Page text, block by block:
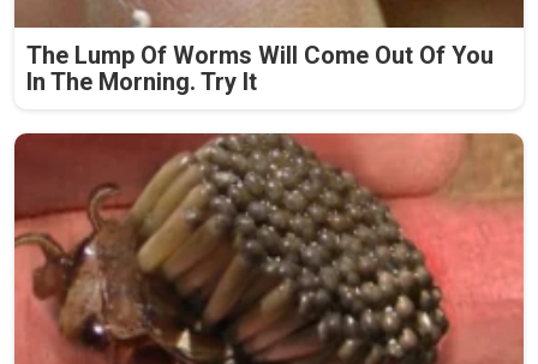
The Lump Of Worms Will Come Out Of You
In The Morning. Try It